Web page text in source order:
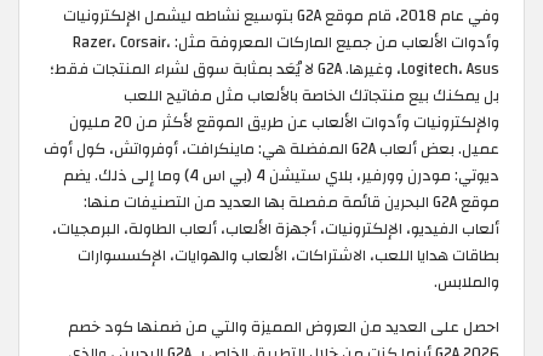
وفي عام 2018، قام موقع G2A بتوسيع نشاطه ليشمل الإلكترونيات
وأدوات الألعاب من جميع الماركات المعروفة مثل: Razer، Corsair،
Logitech، Asus، وغيرها. G2A لا يُعَد بمثابة سوق لشراء المنتجات فقط؛
بل يمكنك بيع منتجاتك الخاصة بالألعاب مثل مفاتيح اللعب
والإلكترونيات وأدوات الألعاب عن طريق الموقع لأكثر من 20 مليون
عميل. بعض ألعاب G2A المفضلة هي: ماينكرافت، أوفرواتش، كول أوف
ديوتي: مودرن وورفير، بلاي ستيشن 4 (بي اس 4) وما إلى ذلك. يضم
موقع G2A البحرين قائمة مفصلة بها العديد من التصنيفات منها:
ألعاب الفيديو، الإلكترونيات، أجهزة الألعاب، ألعاب الطاولة، البرمجيات،
بطاقات هدايا اللعب، الاشتراكات، الألعاب والهوايات، الإكسسوارات
والملابس.
احصل على العديد من العروض المميزة والتي من ضمنها كود خصم